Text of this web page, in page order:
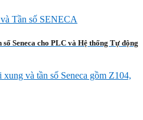
Seneca cho PLC và Hệ thống Tự động
và tần số Seneca gồm Z104,